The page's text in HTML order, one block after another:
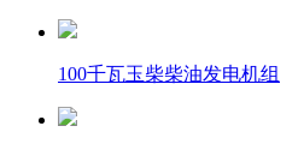
100千瓦玉柴柴油发电机组